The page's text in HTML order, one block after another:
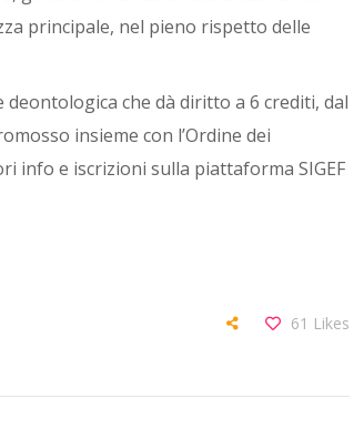
principale, nel pieno rispetto delle
che dà diritto a 6 crediti, dal
insieme con l’Ordine dei
info e iscrizioni sulla piattaforma SIGEF
61 Likes